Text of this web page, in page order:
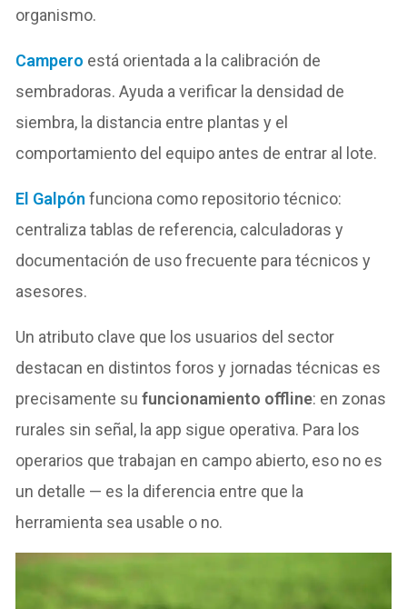
organismo.
Campero está orientada a la calibración de
sembradoras. Ayuda a verificar la densidad de
siembra, la distancia entre plantas y el
comportamiento del equipo antes de entrar al lote.
El Galpón funciona como repositorio técnico:
centraliza tablas de referencia, calculadoras y
documentación de uso frecuente para técnicos y
asesores.
Un atributo clave que los usuarios del sector
destacan en distintos foros y jornadas técnicas es
precisamente sufuncionamiento offline: en zonas
rurales sin señal, la app sigue operativa. Para los
operarios que trabajan en campo abierto, eso no es
un detalle — es la diferencia entre que la
herramienta sea usable o no.